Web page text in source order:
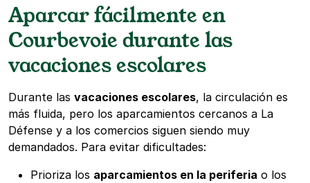
Aparcar fácilmente en
Courbevoie durante las
vacaciones escolares
Durante las vacaciones escolares, la circulación es
más fluida, pero los aparcamientos cercanos a La
Défense y a los comercios siguen siendo muy
demandados. Para evitar dificultades:
Prioriza los aparcamientos en la periferia o los